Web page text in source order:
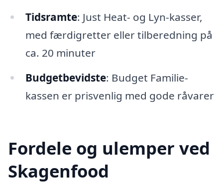
Tidsramte: Just Heat- og Lyn-kasser,
med færdigretter eller tilberedning på
ca. 20 minuter
Budgetbevidste: Budget Familie-
kassen er prisvenlig med gode råvarer
Fordele og ulemper ved
Skagenfood